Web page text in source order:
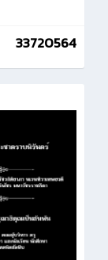
33720564